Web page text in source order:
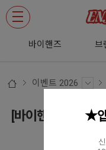
바이핸즈 브
이벤트 2026
[바이핸즈] 프리미
★